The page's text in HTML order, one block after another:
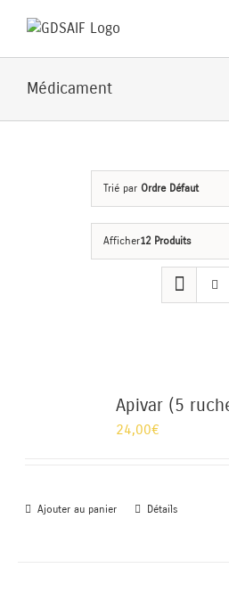
Médicament
Trié par Ordre Défaut
Afficher12 Produits
Apivar (5
24,00€
Ajouter au panier Détails